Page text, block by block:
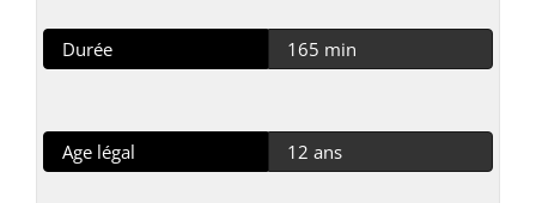
Durée 165 min
Age légal 12 ans